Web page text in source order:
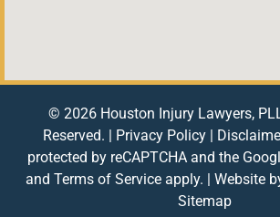
© 2026 Houston Injury Lawyers,
Reserved. | Privacy Policy |
protected by reCAPTCHA and the
and Terms of Service apply. | Website
Sitemap